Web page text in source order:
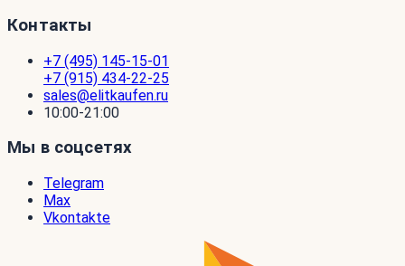
Контакты
+7 (495) 145-15-01
+7 (915) 434-22-25
sales@elitkaufen.ru
10:00-21:00
Мы в соцсетях
Telegram
Max
Vkontakte